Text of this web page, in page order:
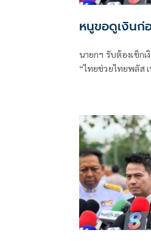
หนูขอดูเงินก่
นายกฯ รับต้องเช็ก
“ไทยช่วยไทยพลัส เฟส 2” สวนคนวิจารณ์ปมเ